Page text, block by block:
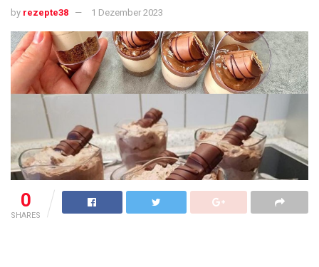
by rezepte38 1 Dezember 2023
0
SHARES